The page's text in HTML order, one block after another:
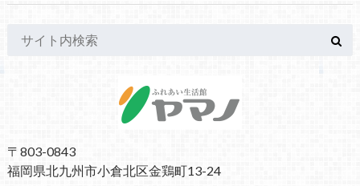
〒803-0843
福岡県北九州市小倉北区金鶏町13-24